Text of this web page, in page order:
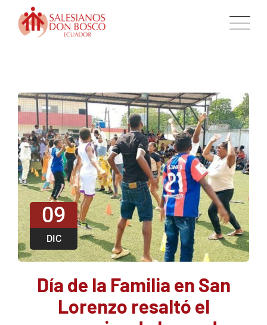
09
DIC
Día de la Familia en San
Lorenzo resaltó el